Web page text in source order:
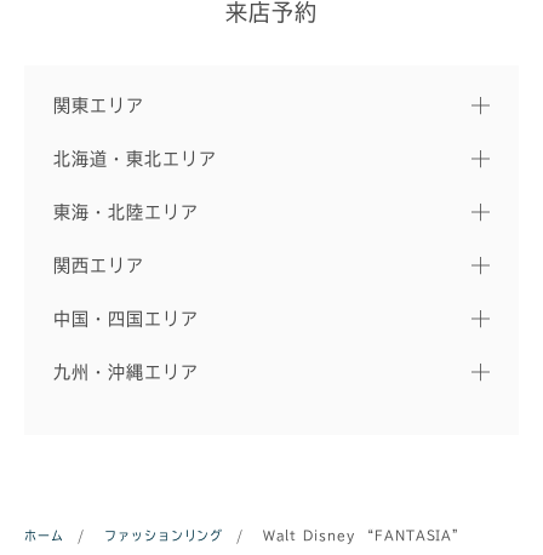
来店予約
関東エリア
北海道・東北エリア
東海・北陸エリア
関西エリア
中国・四国エリア
九州・沖縄エリア
ホーム / ファッションリング / Walt Disney “FANTASIA”